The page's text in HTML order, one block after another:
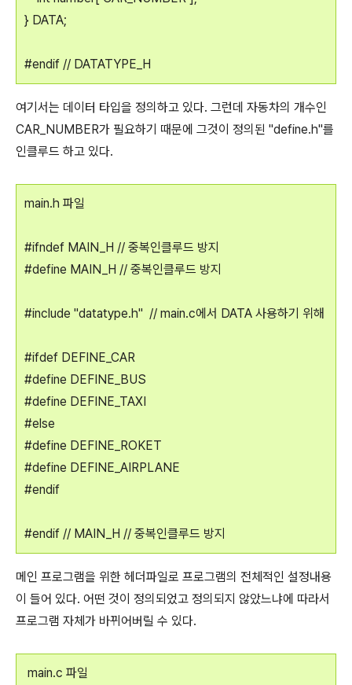
} DATA;
#endif // DATATYPE_H
여기서는 데이터 타입을 정의하고 있다. 그런데 자동차의 개수인
CAR_NUMBER가 필요하기 때문에 그것이 정의된 "define.h"를
인클루드 하고 있다.
main.h 파일
#ifndef MAIN_H // 중복인클루드 방지
#define MAIN_H // 중복인클루드 방지
#include "datatype.h" // main.c에서 DATA 사용하기 위해
#ifdef DEFINE_CAR
#define DEFINE_BUS
#define DEFINE_TAXI
#else
#define DEFINE_ROKET
#define DEFINE_AIRPLANE
#endif
#endif // MAIN_H // 중복인클루드 방지
메인 프로그램을 위한 헤더파일로 프로그램의 전체적인 설정내용
이 들어 있다. 어떤 것이 정의되었고 정의되지 않았느냐에 따라서
프로그램 자체가 바뀌어버릴 수 있다.
main.c 파일